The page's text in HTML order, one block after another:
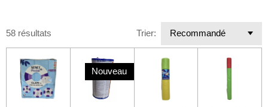
58 résultats Trier:
Nouveau